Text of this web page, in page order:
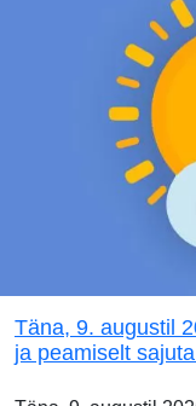
Täna, 9. augustil
ja peamiselt